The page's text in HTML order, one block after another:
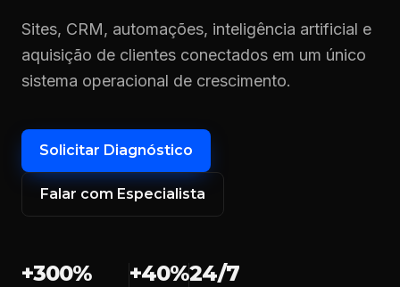
Sites, CRM, automações, inteligência artificial e
aquisição de clientes conectados em um único
sistema operacional de crescimento.
Solicitar Diagnóstico
Falar com Especialista
+300% +40%24/7